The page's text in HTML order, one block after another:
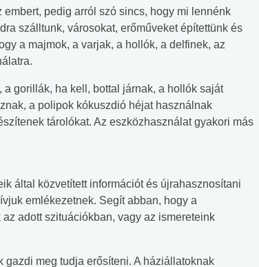
pedig arról szó sincs, hogy mi lennénk
szálltunk, városokat, erőműveket építettünk és
a majmok, a varjak, a hollók, a delfinek, az
gorillák, ha kell, bottal járnak, a hollók saját
a polipok kókuszdió héjat használnak
tárolókat. Az eszközhasználat gyakori más
által közvetített információt és újrahasznosítani
emlékezetnek. Segít abban, hogy a
adott szituációkban, vagy az ismereteink
meg tudja erősíteni. A háziállatoknak